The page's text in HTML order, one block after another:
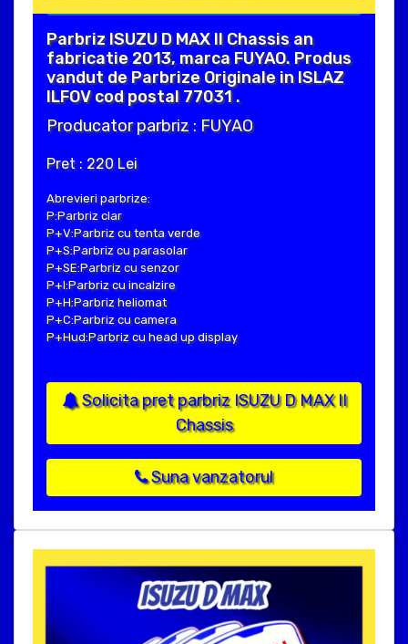
Parbriz ISUZU D MAX II Chassis an
fabricatie 2013, marca FUYAO. Produs
vandut de Parbrize Originale in ISLAZ
ILFOV cod postal 77031 .
Producator parbriz : FUYAO
Pret : 220 Lei
Abrevieri parbrize:
P:Parbriz clar
P+V:Parbriz cu tenta verde
P+S:Parbriz cu parasolar
P+SE:Parbriz cu senzor
P+I:Parbriz cu incalzire
P+H:Parbriz heliomat
P+C:Parbriz cu camera
P+Hud:Parbriz cu head up display
Solicita pret parbriz ISUZU D MAX II
Chassis
Suna vanzatorul